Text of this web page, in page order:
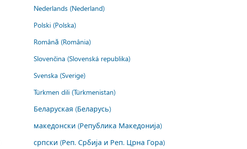
Nederlands (Nederland)
Polski (Polska)
Română (România)
Slovenčina (Slovenská republika)
Svenska (Sverige)
Türkmen dili (Türkmenistan)
Беларуская (Беларусь)
македонски (Република Македонија)
српски (Реп. Србија и Реп. Црна Гора)